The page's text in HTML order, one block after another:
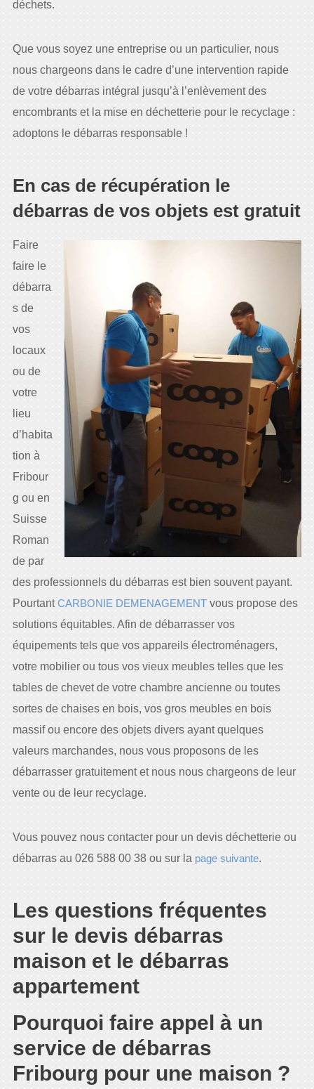
déchets.
Que vous soyez une entreprise ou un particulier, nous
nous chargeons dans le cadre d’une intervention rapide
de votre débarras intégral jusqu’à l’enlèvement des
encombrants et la mise en déchetterie pour le recyclage :
adoptons le débarras responsable !
En cas de récupération le
débarras de vos objets est gratuit
Faire
faire le
débarra
s de
vos
locaux
ou de
votre
lieu
d’habita
tion à
Fribour
g ou en
Suisse
Roman
de par
des professionnels du débarras est bien souvent payant.
PourtantCARBONIE DEMENAGEMENTvous propose des
solutions équitables. Afin de débarrasser vos
équipements tels que vos appareils électroménagers,
votre mobilier ou tous vos vieux meubles telles que les
tables de chevet de votre chambre ancienne ou toutes
sortes de chaises en bois, vos gros meubles en bois
massif ou encore des objets divers ayant quelques
valeurs marchandes, nous vous proposons de les
débarrasser gratuitement et nous nous chargeons de leur
vente ou de leur recyclage.
Vous pouvez nous contacter pour un devis déchetterie ou
débarras au 026 588 00 38 ou sur la page suivante.
Les questions fréquentes
sur le devis débarras
maison et le débarras
appartement
Pourquoi faire appel à un
service de débarras
Fribourg pour une maison ?